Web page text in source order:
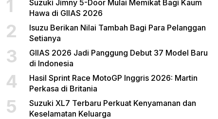
1
Suzuki Jimny 5-Door Mulai Memikat Bagi Kaum
Hawa di GIIAS 2026
2
Isuzu Berikan Nilai Tambah Bagi Para Pelanggan
Setianya
3
GIIAS 2026 Jadi Panggung Debut 37 Model Baru
di Indonesia
4
Hasil Sprint Race MotoGP Inggris 2026: Martin
Perkasa di Britania
5
Suzuki XL7 Terbaru Perkuat Kenyamanan dan
Keselamatan Keluarga